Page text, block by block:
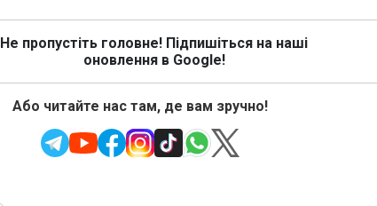
Не пропустіть головне! Підпишіться на наші
оновлення в Google!
Або читайте нас там, де вам зручно!